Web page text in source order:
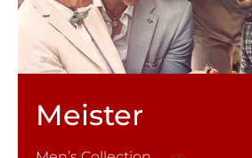
Meister